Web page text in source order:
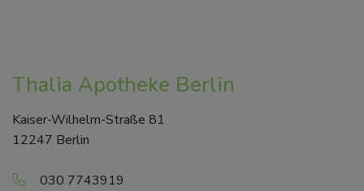
Thalia Apotheke Berlin
Kaiser-Wilhelm-Straße 81
12247 Berlin
030 7743919